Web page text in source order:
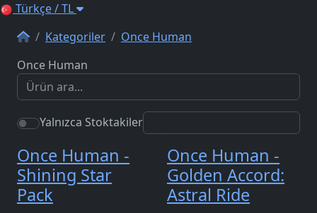
Türkçe / TL
Kategoriler
Once Human
Once Human
Yalnızca Stoktakiler
Once Human -
Shining Star
Pack
Once Human -
Golden Accord:
Astral Ride